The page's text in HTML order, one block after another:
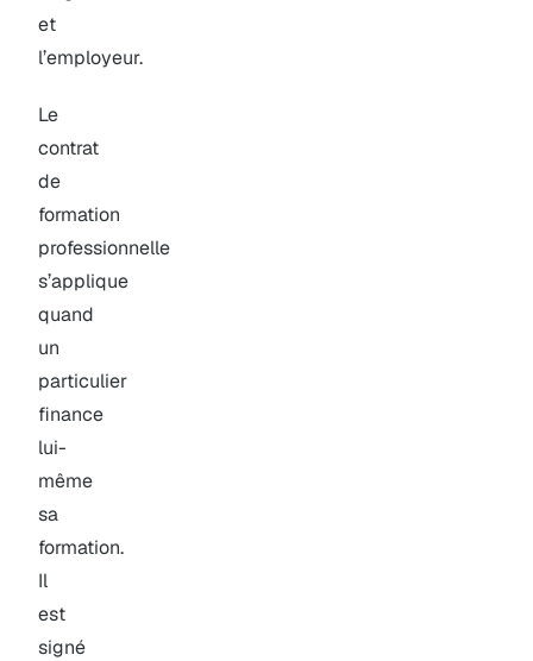
et
l’employeur.
Le
contrat
de
formation
professionnelle
s’applique
quand
un
particulier
finance
lui-
même
sa
formation.
Il
est
signé